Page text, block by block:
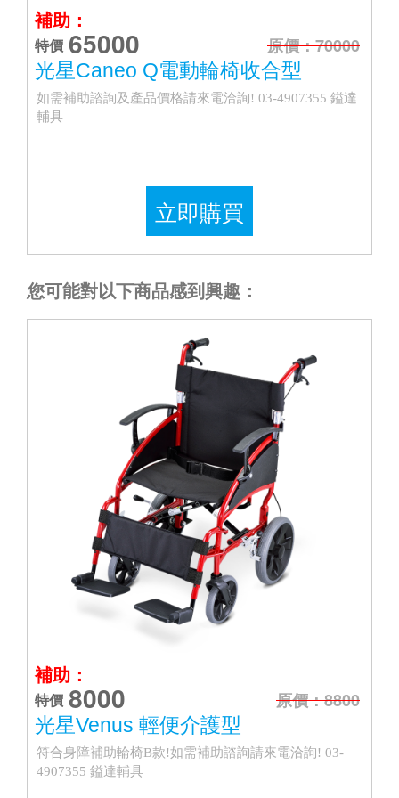
補助：
特價 65000
原價：70000
光星Caneo Q電動輪椅收合型
如需補助諮詢及產品價格請來電洽詢! 03-4907355 鎰達
輔具
立即購買
您可能對以下商品感到興趣：
補助：
特價 8000
原價：8800
光星Venus 輕便介護型
符合身障補助輪椅B款!如需補助諮詢請來電洽詢! 03-
4907355 鎰達輔具